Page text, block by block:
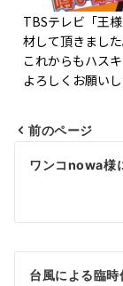
TBSテレビ「王
材して頂きました
これからもハス
よろしくお願いし
前のページ
ワンコnowa様
台風による臨